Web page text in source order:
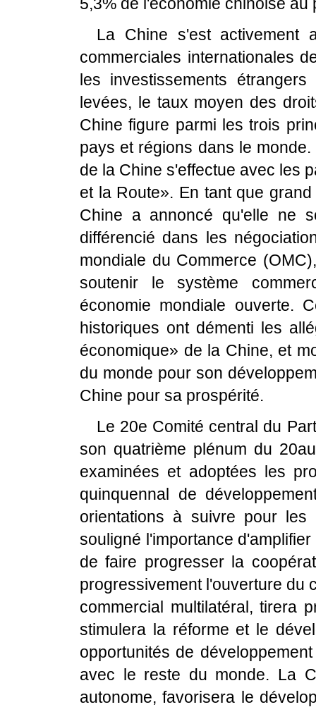
5,3% de l'économie chinoise
La Chine s'est activement
commerciales internationales
les investissements
levées, le taux moyen des
Chine figure parmi les trois
pays et régions dans le
de la Chine s'effectue avec les
et la Route». En tant que
Chine a annoncé qu'elle ne
différencié dans les
mondiale du Commerce
soutenir le système
économie mondiale ouverte.
historiques ont démenti les
économique» de la Chine, et
du monde pour son
Chine pour sa prospérité.
Le 20e Comité central du
son quatrième plénum du
examinées et adoptées les
quinquennal de
orientations à suivre pour
souligné l'importance
de faire progresser la
progressivement l'ouverture du
commercial multilatéral, tirera
stimulera la réforme et le
opportunités de
avec le reste du monde. La
autonome, favorisera le